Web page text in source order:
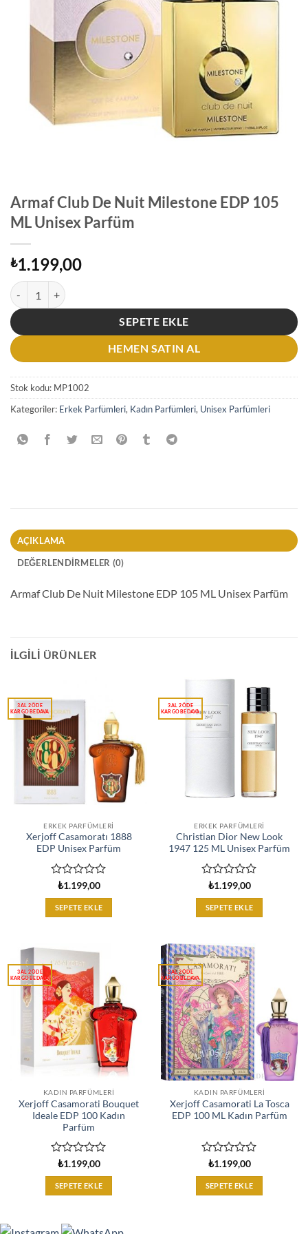
Armaf Club De Nuit Milestone EDP 105
ML Unisex Parfüm
₺1.199,00
Armaf Club De Nuit Milestone EDP 105 ML Unisex Parfüm adet
SEPETE EKLE
HEMEN SATIN AL
Stok kodu: MP1002
Kategoriler: Erkek Parfümleri, Kadın Parfümleri, Unisex Parfümleri
AÇIKLAMA
DEĞERLENDIRMELER (0)
Armaf Club De Nuit Milestone EDP 105 ML Unisex Parfüm
İLGILI ÜRÜNLER
ERKEK PARFÜMLERI
Xerjoff Casamoratı 1888
EDP Unisex Parfüm
üzerinden
0
oy
₺1.199,00
SEPETE EKLE
ERKEK PARFÜMLERI
Christian Dior New Look
1947 125 ML Unisex Parfüm
üzerinden
0
oy
₺1.199,00
SEPETE EKLE
KADIN PARFÜMLERI
Xerjoff Casamorati Bouquet
Ideale EDP 100 Kadın
Parfüm
üzerinden
0
oy
₺1.199,00
SEPETE EKLE
KADIN PARFÜMLERI
Xerjoff Casamorati La Tosca
EDP 100 ML Kadın Parfüm
üzerinden
0
oy
₺1.199,00
SEPETE EKLE